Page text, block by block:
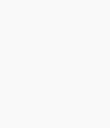
事があり、日本の文化、
学ばせて頂きました。
ている方への工場見学をさ